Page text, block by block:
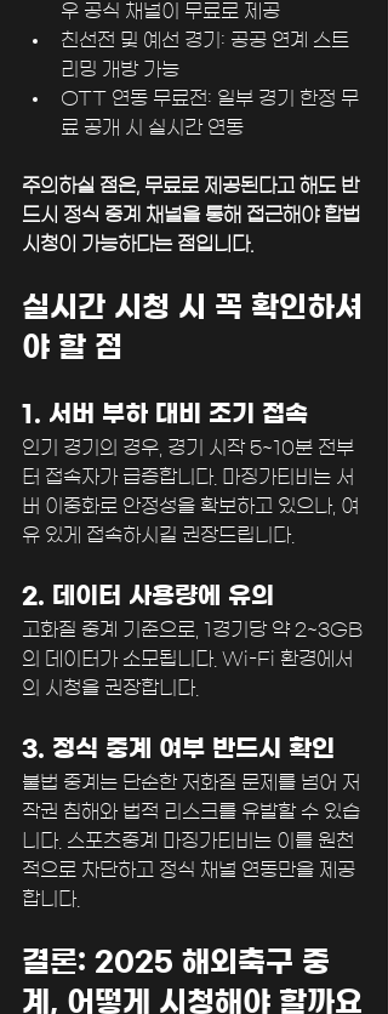
우 공식 채널이 무료로 제공
친선전 및 예선 경기: 공공 연계 스트
리밍 개방 가능
OTT 연동 무료전: 일부 경기 한정 무
료 공개 시 실시간 연동
주의하실 점은, 무료로 제공된다고 해도 반
드시 정식 중계 채널을 통해 접근해야 합법
시청이 가능하다는 점입니다.
실시간 시청 시 꼭 확인하셔
야 할 점
1. 서버 부하 대비 조기 접속
인기 경기의 경우, 경기 시작 5~10분 전부
터 접속자가 급증합니다. 마징가티비는 서
버 이중화로 안정성을 확보하고 있으나, 여
유 있게 접속하시길 권장드립니다.
2. 데이터 사용량에 유의
고화질 중계 기준으로, 1경기당 약 2~3GB
의 데이터가 소모됩니다. Wi-Fi 환경에서
의 시청을 권장합니다.
3. 정식 중계 여부 반드시 확인
불법 중계는 단순한 저화질 문제를 넘어 저
작권 침해와 법적 리스크를 유발할 수 있습
니다. 스포츠중계 마징가티비는 이를 원천
적으로 차단하고 정식 채널 연동만을 제공
합니다.
결론: 2025 해외축구 중
계, 어떻게 시청해야 할까요